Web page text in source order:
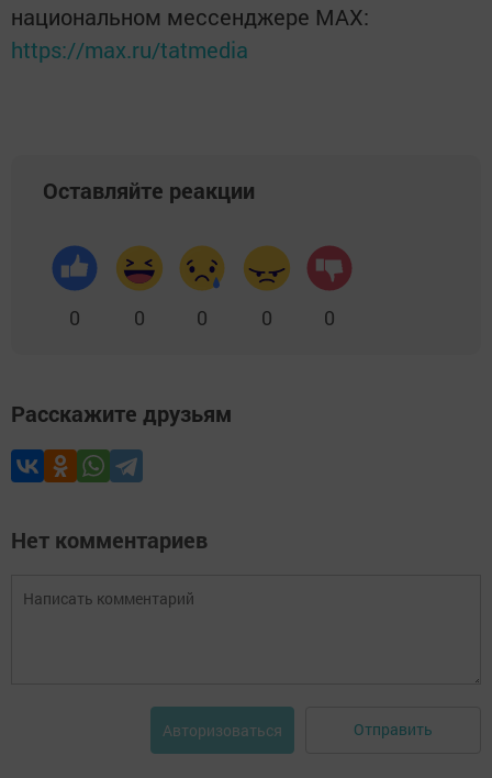
национальном мессенджере MАХ:
https://max.ru/tatmedia
Оставляйте реакции
0 0 0 0 0
Расскажите друзьям
Нет комментариев
Авторизоваться Отправить